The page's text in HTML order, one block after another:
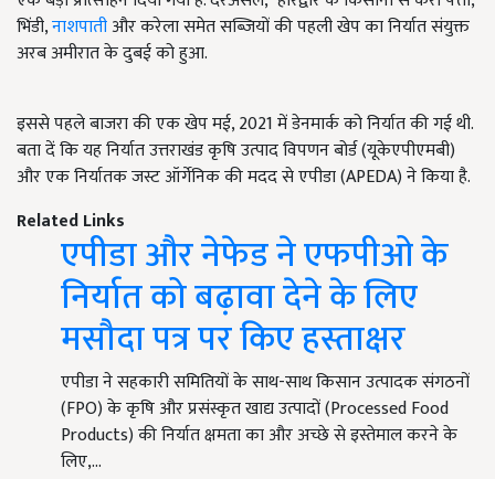
भिंडी,नाशपातीऔर करेला समेत सब्जियों की पहली खेप का निर्यात संयुक्त
अरब अमीरात के दुबई को हुआ.
इससे पहले बाजरा की एक खेप मई, 2021 में डेनमार्क को निर्यात की गई थी.
बता दें कि यह निर्यात उत्तराखंड कृषि उत्पाद विपणन बोर्ड (यूकेएपीएमबी)
और एक निर्यातक जस्ट ऑर्गेनिक की मदद से एपीडा (APEDA) ने किया है.
Related Links
एपीडा और नेफेड ने एफपीओ के
निर्यात को बढ़ावा देने के लिए
मसौदा पत्र पर किए हस्ताक्षर
एपीडा ने सहकारी समितियों के साथ-साथ किसान उत्पादक संगठनों
(FPO) के कृषि और प्रसंस्कृत खाद्य उत्पादों (Processed Food
Products) की निर्यात क्षमता का और अच्छे से इस्तेमाल करने के
लिए,…